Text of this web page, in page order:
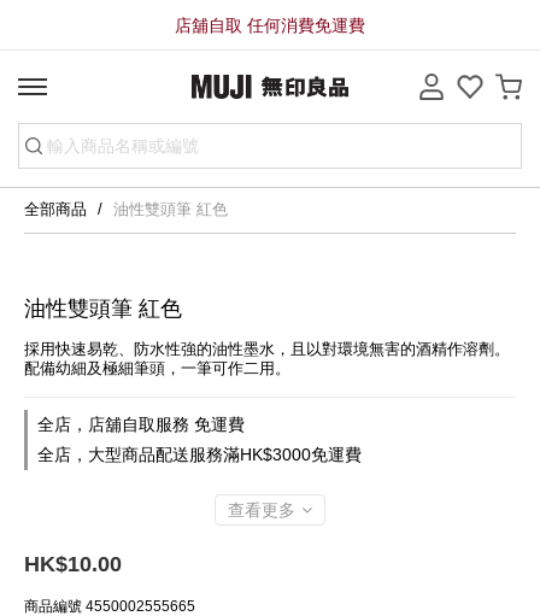
店舖自取 任何消費免運費
全部商品 油性雙頭筆 紅色
油性雙頭筆 紅色
採用快速易乾、防水性強的油性墨水，且以對環境無害的酒精作溶劑。
配備幼細及極細筆頭，一筆可作二用。
全店，店舖自取服務 免運費
全店，大型商品配送服務滿HK$3000免運費
查看更多
HK$10.00
商品編號 4550002555665